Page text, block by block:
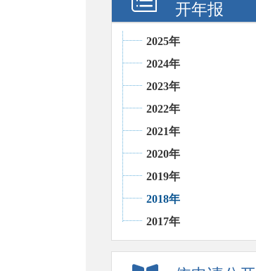
开年报
2025年
2024年
2023年
2022年
2021年
2020年
2019年
2018年
2017年